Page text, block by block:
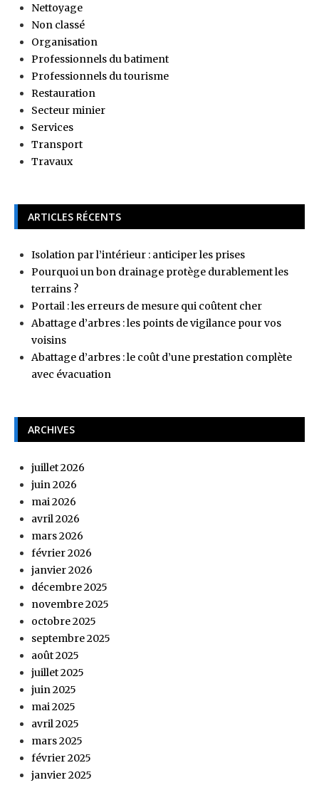
Nettoyage
Non classé
Organisation
Professionnels du batiment
Professionnels du tourisme
Restauration
Secteur minier
Services
Transport
Travaux
ARTICLES RÉCENTS
Isolation par l’intérieur : anticiper les prises
Pourquoi un bon drainage protège durablement les
terrains ?
Portail : les erreurs de mesure qui coûtent cher
Abattage d’arbres : les points de vigilance pour vos
voisins
Abattage d’arbres : le coût d’une prestation complète
avec évacuation
ARCHIVES
juillet 2026
juin 2026
mai 2026
avril 2026
mars 2026
février 2026
janvier 2026
décembre 2025
novembre 2025
octobre 2025
septembre 2025
août 2025
juillet 2025
juin 2025
mai 2025
avril 2025
mars 2025
février 2025
janvier 2025